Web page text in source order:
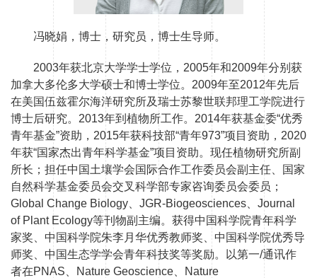
冯晓娟，博士，研究员，博士生导师。
2003年获北京大学学士学位，2005年和2009年分别获
加拿大多伦多大学硕士和博士学位。2009年至2012年先后
在美国伍兹霍尔海洋研究所及瑞士苏黎世联邦理工学院进行
博士后研究。2013年到植物所工作。2014年获基金委“优秀
青年基金”资助，2015年获科技部“青年973”项目资助，2020
年获“国家杰出青年科学基金”项目资助。现任植物研究所副
所长；担任中国土壤学会国际合作工作委员会副主任、国家
自然科学基金委员会交叉科学部专家咨询委员会委员；
Global Change Biology、JGR-Biogeosciences、Journal
of Plant Ecology等刊物副主编。获得中国科学院青年科学
家奖、中国科学院朱李月华优秀教师奖、中国科学院优秀导
师奖、中国生态学学会青年科技奖等奖励。以第一/通讯作
者在PNAS、Nature Geoscience、Nature